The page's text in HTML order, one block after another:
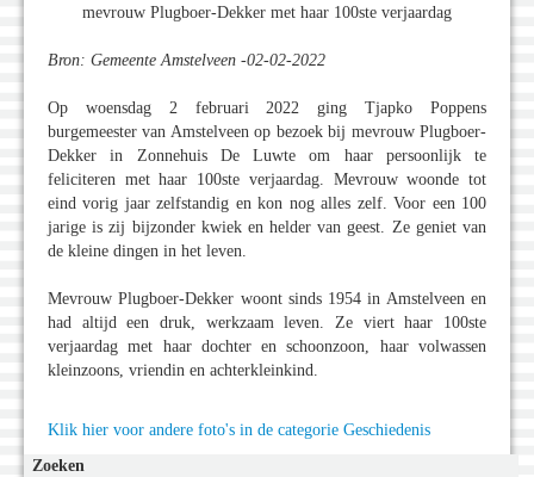
mevrouw Plugboer-Dekker met haar 100ste verjaardag
Bron: Gemeente Amstelveen -02-02-2022
Op woensdag 2 februari 2022 ging Tjapko Poppens
burgemeester van Amstelveen op bezoek bij mevrouw Plugboer-
Dekker in Zonnehuis De Luwte om haar persoonlijk te
feliciteren met haar 100ste verjaardag. Mevrouw woonde tot
eind vorig jaar zelfstandig en kon nog alles zelf. Voor een 100
jarige is zij bijzonder kwiek en helder van geest. Ze geniet van
de kleine dingen in het leven.
Mevrouw Plugboer-Dekker woont sinds 1954 in Amstelveen en
had altijd een druk, werkzaam leven. Ze viert haar 100ste
verjaardag met haar dochter en schoonzoon, haar volwassen
kleinzoons, vriendin en achterkleinkind.
Klik hier voor andere foto's in de categorie Geschiedenis
Zoeken